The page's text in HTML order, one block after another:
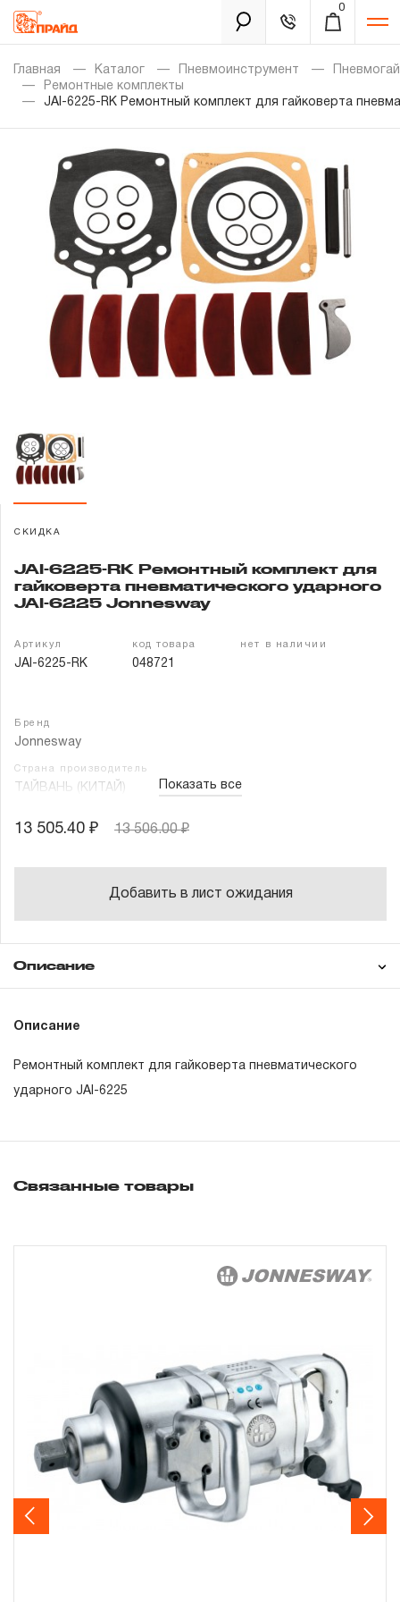
0
Каталог
Золотая лихорадка
Новинки
Распродажа
Уцененный товар
О нас
Новости
Гарантия и сервис
Доставка и оплата
Контакты
Забыли пароль?
Главная Каталог Пневмоинструмент
Ремонтные комплекты
JAI-6225-RK Ремонтный комплект для гайковерта
СКИДКА
JAI-6225-RK Ремонтный комплект для
гайковерта пневматического ударного
JAI-6225 Jonnesway
Артикул
JAI-6225-RK
код товара
048721
нет в наличии
Бренд
Jonnesway
Страна производитель
ТАЙВАНЬ (КИТАЙ) Показать все
13 505.40 ₽ 13 506.00 ₽
Добавить в лист ожидания
Описание
Описание
Ремонтный комплект для гайковерта пневматического
ударного JAI-6225
себя признание неограниченного срока поддержания
проведении технической экспертизы было
нарушал технологию в процессе его производства.
1.2 «ПОЖИЗНЕННАЯ ГАРАНТИЯ» предоставляется
при условии соблюдения покупателем (потребителем)
правил эксплуатации, обслуживания, транспортировки
и хранения, применяемых для ручного слесарно-
монтажного инструмента.
2. Понятие «ОГРАНИЧЕННАЯ ГАРАНТИЯ»
Связанные товары
Previous Next